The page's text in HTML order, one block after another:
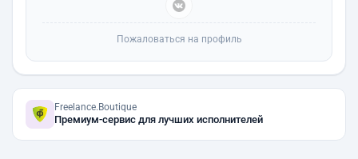
Пожаловаться на профиль
Freelance.Boutique
Премиум-сервис для лучших исполнителей